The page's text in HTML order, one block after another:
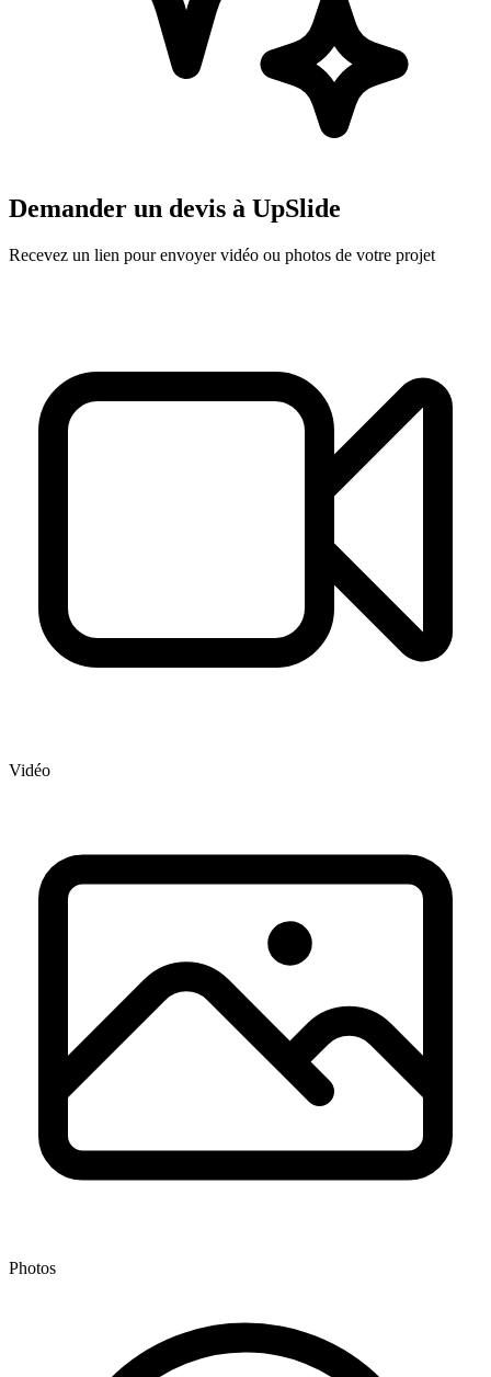
Demander un devis à UpSlide
Recevez un lien pour envoyer vidéo ou photos de votre projet
Vidéo
Photos